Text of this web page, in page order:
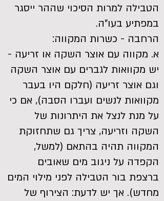
הטבילה למרות הסיכוי שההר ייסגר
במפתיע בעו"ה.
הרחבה - כשרות המקווה:
א. מקווה עם אוצר השקה או זריעה -
יש מקוואות לגברים עם אוצר השקה
וגם אוצר זריעה (חלקם היו בעבר
מקוואות לנשים ועברו הסבה), אם כי
על מנת לנצל את היתרונות של
השקה וזריעה, צריך גם שתחזוקת
המקווה תהיה בהתאם (למשל,
הקפדה על ניגוב מים שאובים
ברצפת בור הטבילה לפני מילוי המים
מחדש). אך יש לדעת: הצירוף של